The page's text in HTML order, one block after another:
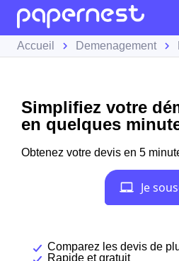
Accueil Demenagement